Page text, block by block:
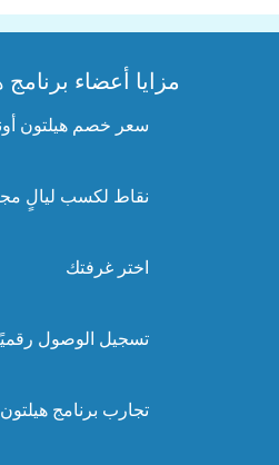
مزايا أعضاء برنامج
سعر خصم هيلتون
نقاط لكسب ليالٍ
اختر غرفتك
تسجيل الوصول
تجارب برنامج هيلتون